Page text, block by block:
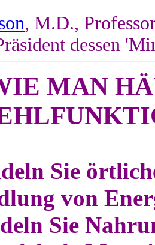
, M.D.,
dessen
MAN
Sie
von
Sie